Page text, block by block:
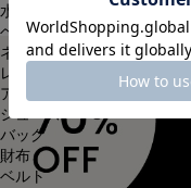
水着
ヘッドウェア
ネックウェア
レッグウェア
アンダーウェア
シューズ
バッグ
財布
ベルト